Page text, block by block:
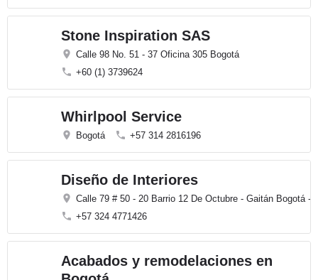
Stone Inspiration SAS
Calle 98 No. 51 - 37 Oficina 305 Bogotá
+60 (1) 3739624
Whirlpool Service
Bogotá +57 314 2816196
Diseño de Interiores
Calle 79 # 50 - 20 Barrio 12 De Octubre - Gaitán Bogotá -
+57 324 4771426
Acabados y remodelaciones en